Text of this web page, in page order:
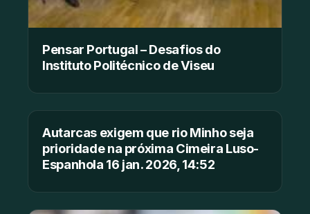
Pensar Portugal – Desafios do
Instituto Politécnico de Viseu
Autarcas exigem que rio Minho seja
prioridade na próxima Cimeira Luso-
Espanhola 16 jan. 2026, 14:52